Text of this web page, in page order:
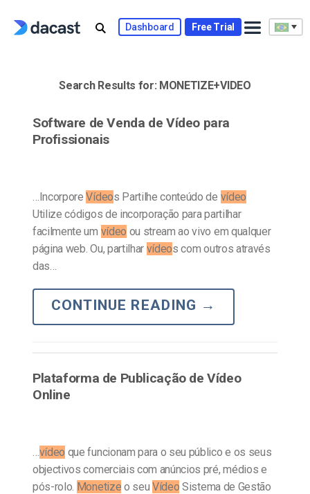
Dashboard Free Trial
Search Results for: MONETIZE+VIDEO
Software de Venda de Vídeo para
Profissionais
…IncorporeVídeos Partilhe conteúdo de vídeo
Utilize códigos de incorporação para partilhar
facilmente um vídeo ou stream ao vivo em qualquer
página web. Ou, partilhar vídeos com outros através
das…
CONTINUE READING →
Plataforma de Publicação de Vídeo
Online
vídeo que funcionam para o seu público e os seus
objectivos comerciais com anúncios pré, médios e
pós-rolo. Monetize o seuVídeo Sistema de Gestão